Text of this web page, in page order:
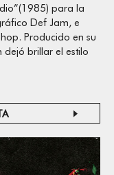
para la
Def Jam, e
Producido en su
dejó brillar el estilo